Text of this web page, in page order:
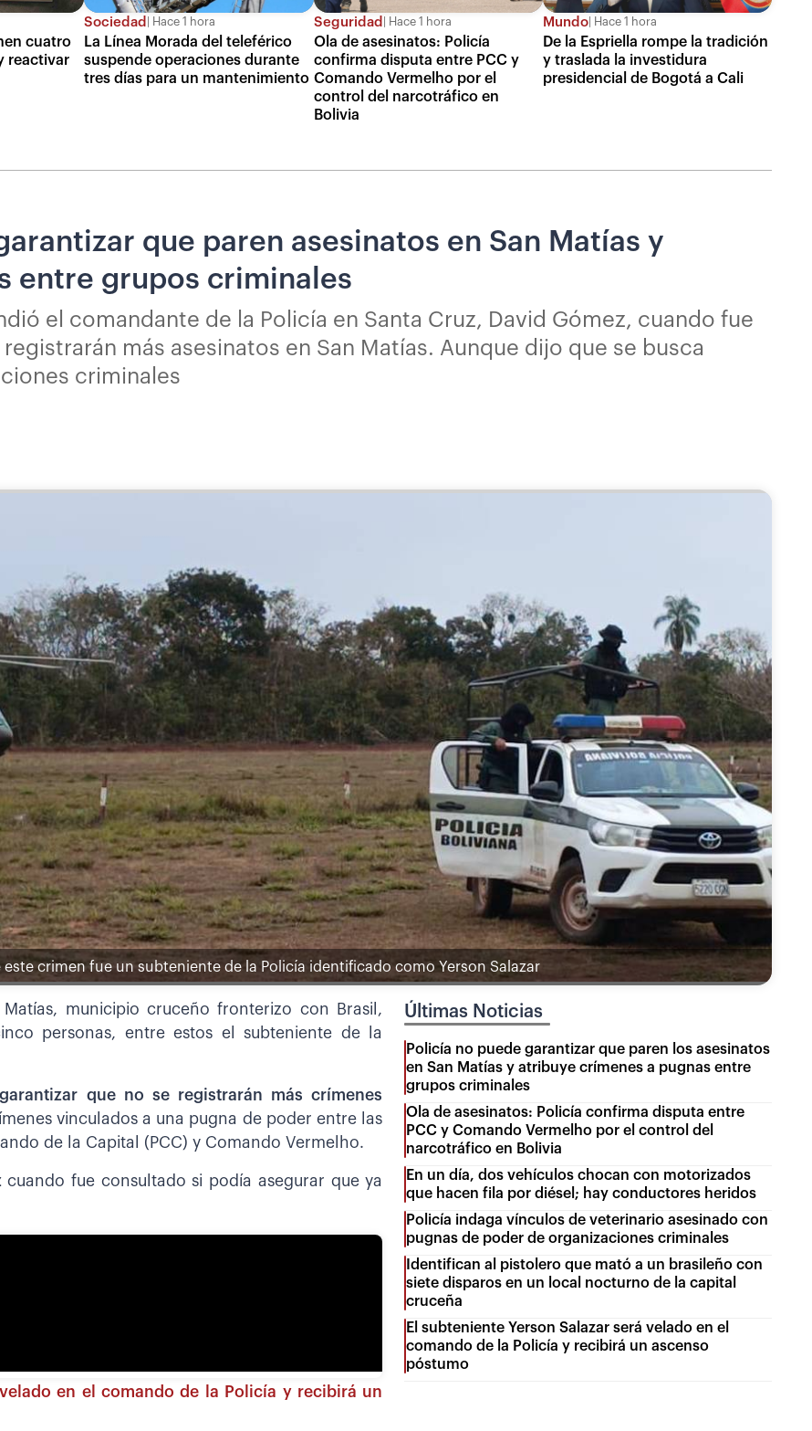
cuatro
reactivar
Sociedad Hace 1 hora
La Línea Morada del teleférico
suspende operaciones durante
tres días para un mantenimiento
Seguridad Hace 1 hora
Ola de asesinatos: Policía
confirma disputa entre PCC y
Comando Vermelho por el
control del narcotráfico en
Bolivia
Mundo Hace 1 hora
De la Espriella rompe la tradición
y traslada la investidura
presidencial de Bogotá a Cali
que paren asesinatos en San Matías y
entre grupos criminales
el comandante de la Policía en Santa Cruz, David Gómez, cuando fue
más asesinatos en San Matías. Aunque dijo que se busca
criminales
este crimen fue un subteniente de la Policía identificado como Yerson Salazar
municipio cruceño fronterizo con Brasil,
personas, entre estos el subteniente de la
que no se registrarán más crímenes
vinculados a una pugna de poder entre las
de la Capital (PCC) y Comando Vermelho.
cuando fue consultado si podía asegurar que ya
en el comando de la Policía y recibirá un
Últimas Noticias
Policía no puede garantizar que paren los asesinatos
en San Matías y atribuye crímenes a pugnas entre
grupos criminales
Ola de asesinatos: Policía confirma disputa entre
PCC y Comando Vermelho por el control del
narcotráfico en Bolivia
En un día, dos vehículos chocan con motorizados
que hacen fila por diésel; hay conductores heridos
Policía indaga vínculos de veterinario asesinado con
pugnas de poder de organizaciones criminales
Identifican al pistolero que mató a un brasileño con
siete disparos en un local nocturno de la capital
cruceña
El subteniente Yerson Salazar será velado en el
comando de la Policía y recibirá un ascenso
póstumo